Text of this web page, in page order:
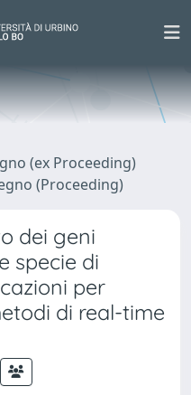
(ex Proceeding)
(Proceeding)
dei geni
specie di
per
di real-time